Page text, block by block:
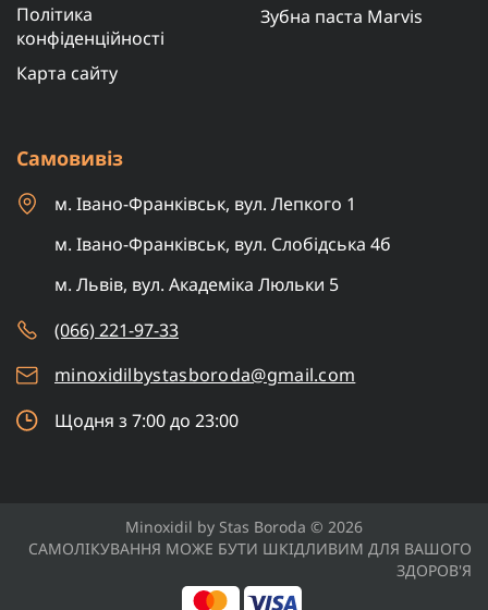
Політика
конфіденційності
Карта сайту
Зубна паста Marvis
Самовивіз
м. Івано-Франківськ, вул. Лепкого 1
м. Івано-Франківськ, вул. Слобідська 4б
м. Львів, вул. Академіка Люльки 5
(066) 221-97-33
minoxidilbystasboroda@gmail.com
Щодня з 7:00 до 23:00
Minoxidil by Stas Boroda © 2026
САМОЛІКУВАННЯ МОЖЕ БУТИ ШКІДЛИВИМ ДЛЯ ВАШОГО
ЗДОРОВ'Я